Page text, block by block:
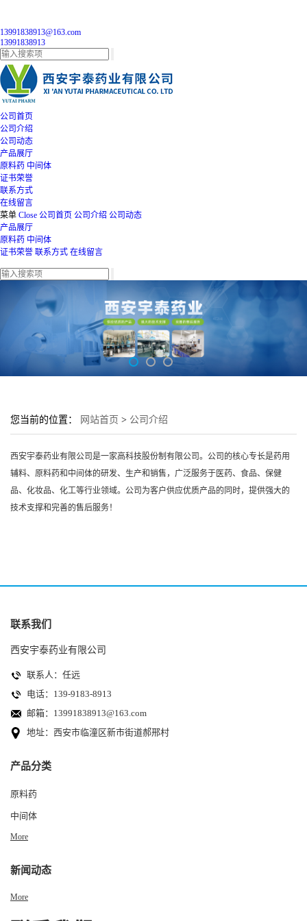
13991838913@163.com
13991838913
公司首页
公司介绍
公司动态
产品展厅
原料药 中间体
证书荣誉
联系方式
在线留言
菜单 Close 公司首页 公司介绍 公司动态
产品展厅
原料药 中间体
证书荣誉 联系方式 在线留言
您当前的位置： 网站首页 > 公司介绍
西安宇泰药业有限公司是一家高科技股份制有限公司。公司的核心专长是药用
辅料、原料药和中间体的研发、生产和销售，广泛服务于医药、食品、保健
品、化妆品、化工等行业领域。公司为客户供应优质产品的同时，提供强大的
技术支撑和完善的售后服务！
联系我们
西安宇泰药业有限公司
联系人：任远
电话：139-9183-8913
邮箱： 13991838913@163.com
地址：西安市临潼区新市街道郝邢村
产品分类
原料药
中间体
More
新闻动态
More